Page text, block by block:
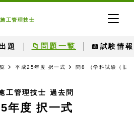
工管理技士
題 📁問題一覧 📖試験情報
平成25年度 択一式 問8 （学科試験（旧
工管理技士 過去問
年度 択一式